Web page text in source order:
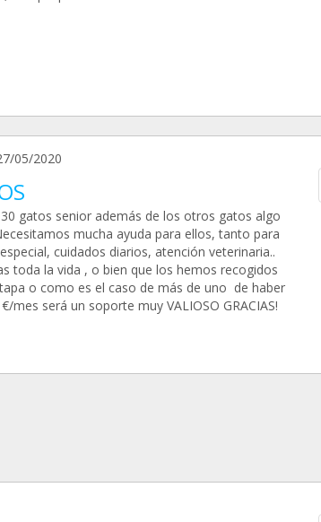
05/2020
gatos senior además de los otros gatos algo
mucha ayuda para ellos, tanto para
cuidados diarios, atención veterinaria..
toda la vida , o bien que los hemos recogidos
o como es el caso de más de uno de haber
mes será un soporte muy VALIOSO GRACIAS!